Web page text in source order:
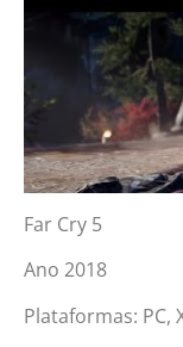
Far Cry 5
Ano 2018
Plataformas: PC,